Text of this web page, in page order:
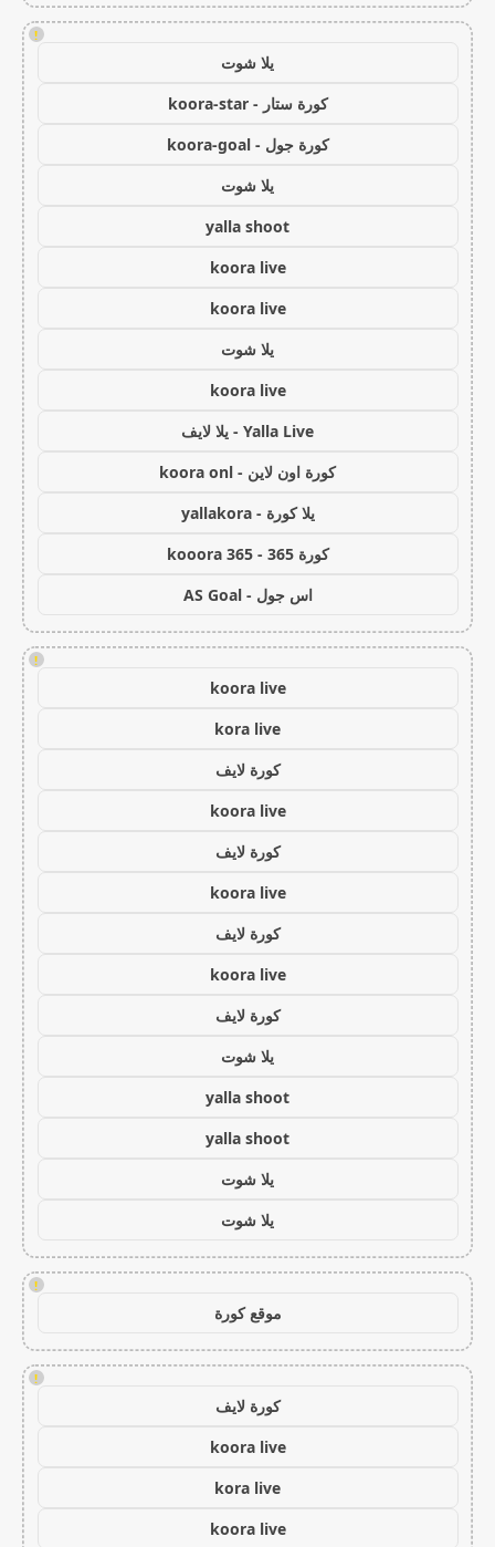
!
يلا شوت
كورة ستار - koora-star
كورة جول - koora-goal
يلا شوت
yalla shoot
koora live
koora live
يلا شوت
koora live
Yalla Live - يلا لايف
كورة اون لاين - koora onl
يلا كورة - yallakora
كورة 365 - kooora 365
اس جول - AS Goal
!
koora live
kora live
كورة لايف
koora live
كورة لايف
koora live
كورة لايف
koora live
كورة لايف
يلا شوت
yalla shoot
yalla shoot
يلا شوت
يلا شوت
!
موقع كورة
!
كورة لايف
koora live
kora live
koora live